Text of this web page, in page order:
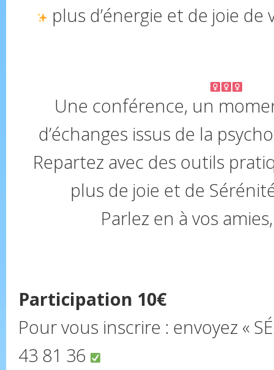
plus d’énergie et de joie
Une conférence, un
d’échanges issus de la
Repartez avec des outils
plus de joie et de
Parlez en à vos
Participation 10€
Pour vous inscrire : envoyez «
43 81 36